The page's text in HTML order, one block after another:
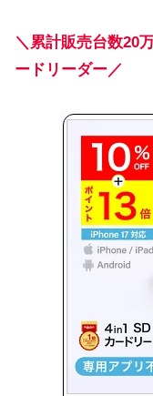
＼累計販売台数20
ードリーダー／